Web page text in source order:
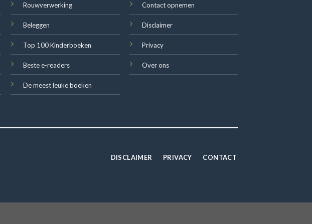
Rouwverwerking
Beleggen
Top 100 Kinderboeken
Beste e-readers
De meest leuke boeken
Contact opnemen
Disclaimer
Privacy
Over ons
DISCLAIMER PRIVACY CONTACT